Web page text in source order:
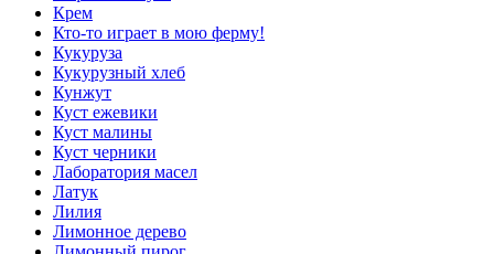
Крем
Кто-то играет в мою ферму!
Кукуруза
Кукурузный хлеб
Кунжут
Куст ежевики
Куст малины
Куст черники
Лаборатория масел
Латук
Лилия
Лимонное дерево